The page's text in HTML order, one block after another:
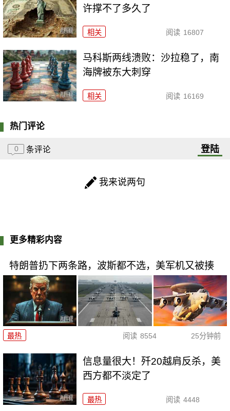
许撑不了多久了
相关 阅读 16807
马科斯两线溃败：沙拉稳了，南
海牌被东大刺穿
相关 阅读 16169
热门评论
0 条评论 登陆
我来说两句
更多精彩内容
特朗普扔下两条路，波斯都不选，美军机又被揍
最热 阅读 8554 25分钟前
信息量很大！歼20越肩反杀，美
西方都不淡定了
最热 阅读 4448